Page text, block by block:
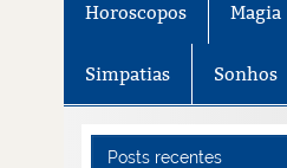
Horoscopos Magia
Simpatias Sonhos
Posts recentes